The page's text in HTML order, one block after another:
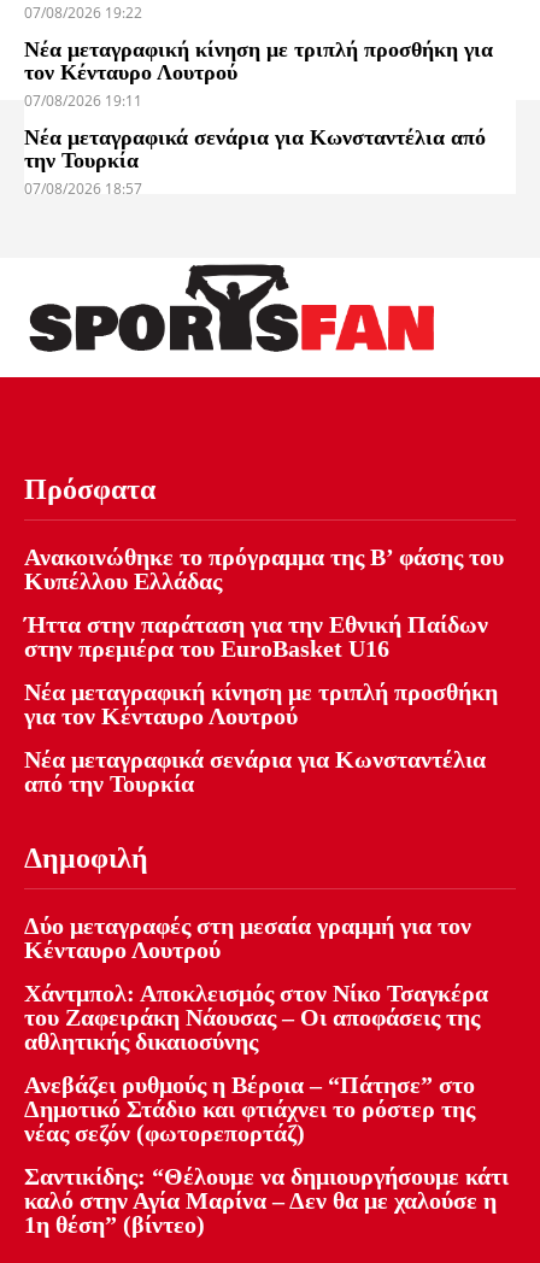
07/08/2026 19:22
Νέα μεταγραφική κίνηση με τριπλή προσθήκη για
τον Κένταυρο Λουτρού
07/08/2026 19:11
Νέα μεταγραφικά σενάρια για Κωνσταντέλια από
την Τουρκία
07/08/2026 18:57
Πρόσφατα
Ανακοινώθηκε το πρόγραμμα της Β’ φάσης του
Κυπέλλου Ελλάδας
Ήττα στην παράταση για την Εθνική Παίδων
στην πρεμιέρα του EuroBasket U16
Νέα μεταγραφική κίνηση με τριπλή προσθήκη
για τον Κένταυρο Λουτρού
Νέα μεταγραφικά σενάρια για Κωνσταντέλια
από την Τουρκία
Δημοφιλή
Δύο μεταγραφές στη μεσαία γραμμή για τον
Κένταυρο Λουτρού
Χάντμπολ: Αποκλεισμός στον Νίκο Τσαγκέρα
του Ζαφειράκη Νάουσας – Οι αποφάσεις της
αθλητικής δικαιοσύνης
Ανεβάζει ρυθμούς η Βέροια – “Πάτησε” στο
Δημοτικό Στάδιο και φτιάχνει το ρόστερ της
νέας σεζόν (φωτορεπορτάζ)
Σαντικίδης: “Θέλουμε να δημιουργήσουμε κάτι
καλό στην Αγία Μαρίνα – Δεν θα με χαλούσε η
1η θέση” (βίντεο)